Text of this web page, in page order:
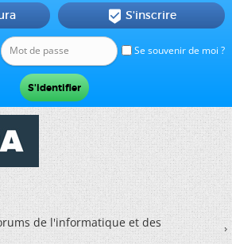
Se souvenir de moi ?
 S'inscrire
de l'informatique et des